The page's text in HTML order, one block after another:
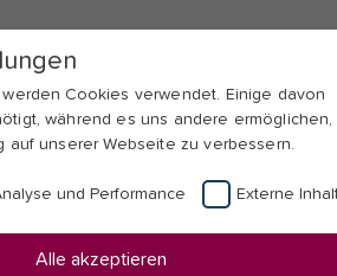
Skip to page footer
Cookies verwendet. Einige davon
während es uns andere ermöglichen,
auf unserer Webseite zu verbessern.
und Performance Externe
Alle akzeptieren